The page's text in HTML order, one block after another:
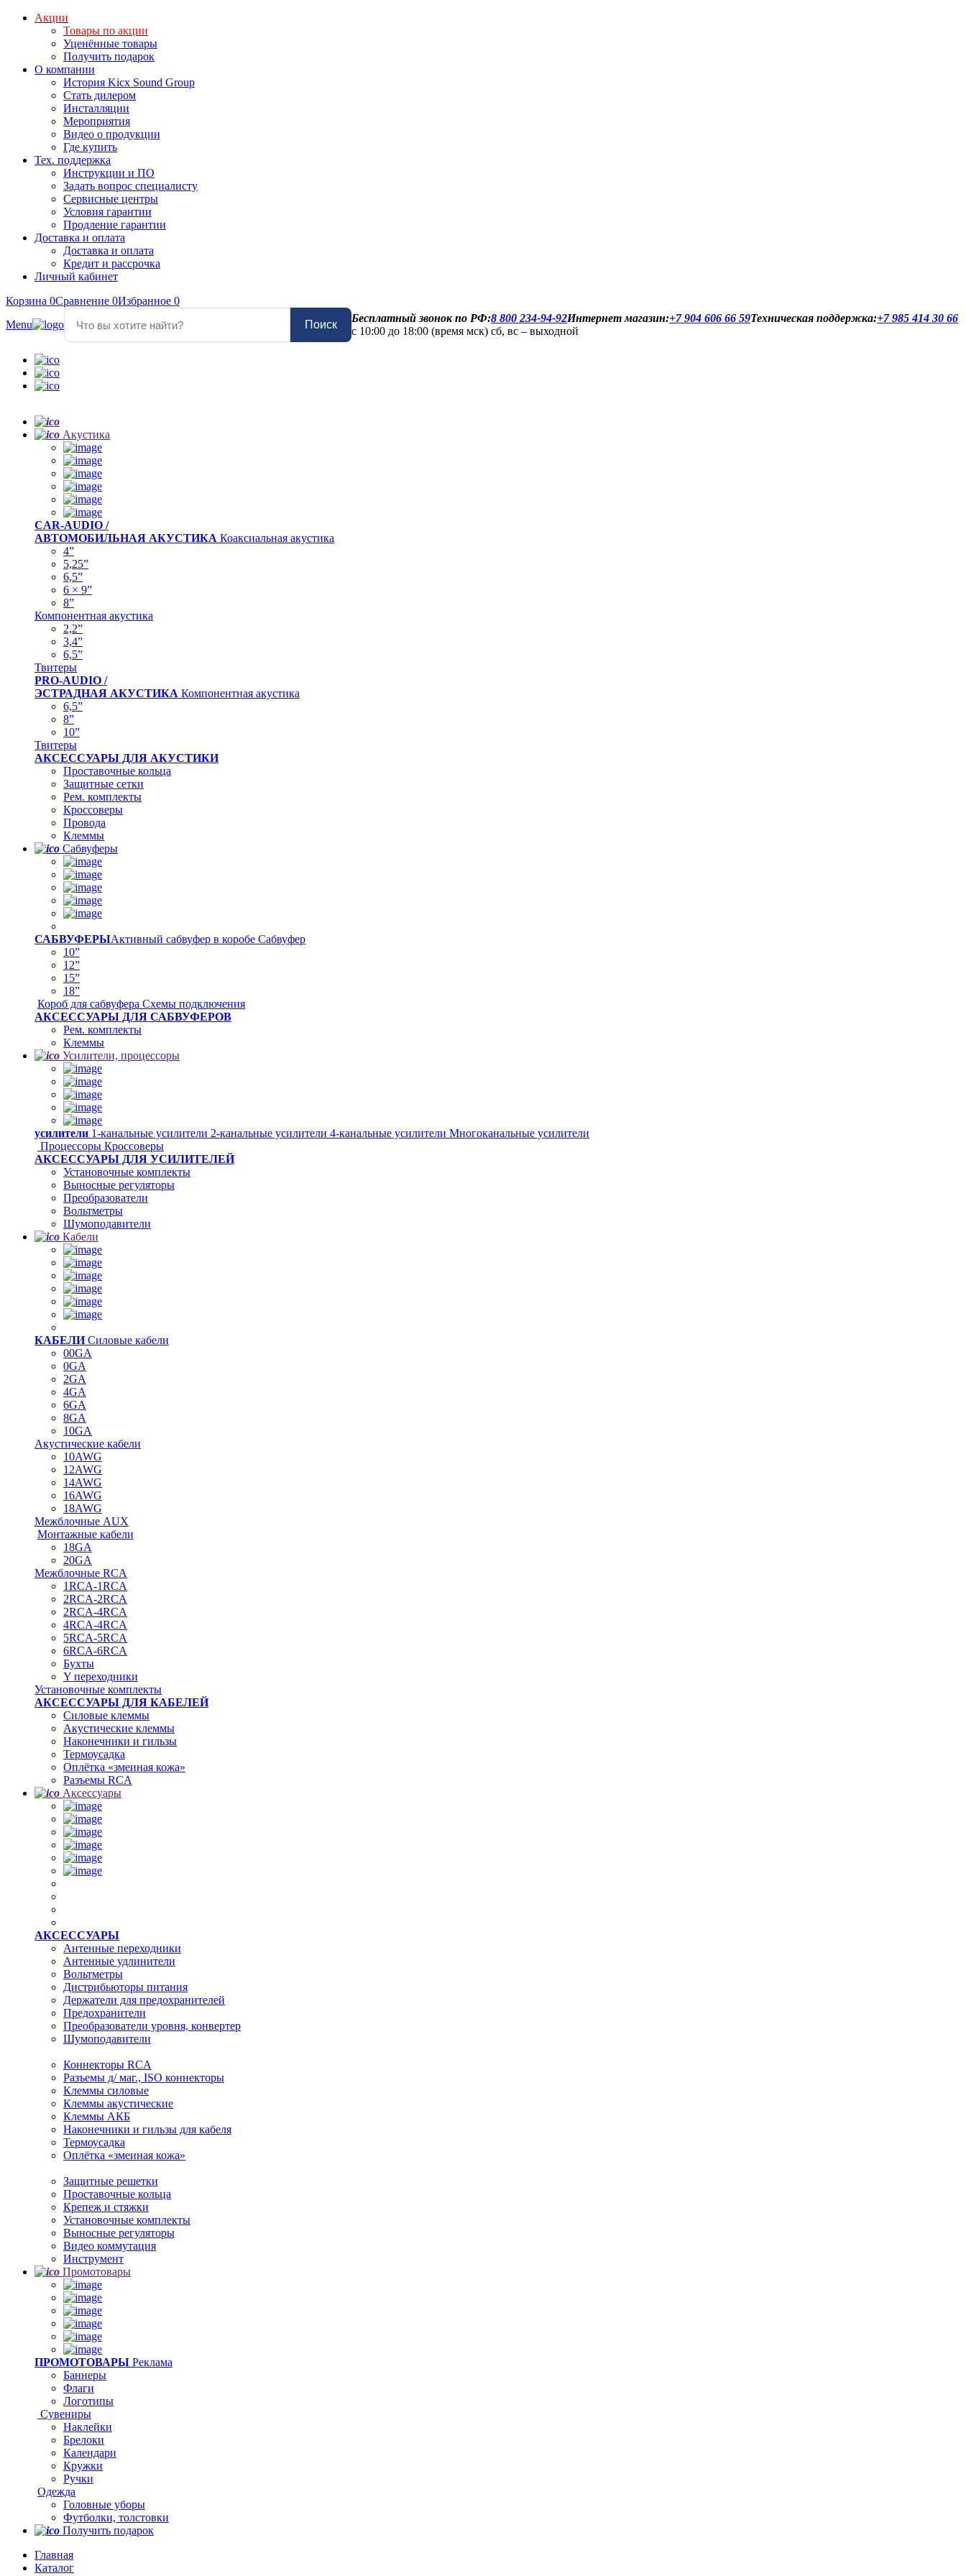
Акции
Товары по акции
Уценённые товары
Получить подарок
О компании
История Kicx Sound Group
Стать дилером
Инсталляции
Мероприятия
Видео о продукции
Где купить
Тех. поддержка
Инструкции и ПО
Задать вопрос специалисту
Сервисные центры
Условия гарантии
Продление гарантии
Доставка и оплата
Доставка и оплата
Кредит и рассрочка
Личный кабинет
Корзина 0Сравнение 0Избранное 0
Бесплатный звонок по РФ:8 800 234-94-92Интернет магазин:+7 904 606 66 59Техническая поддержка:+7 985 414 30 66
с 10:00 до 18:00 (время мск) сб, вс – выходной
Menu Поиск
Акустика
CAR-AUDIO /
АВТОМОБИЛЬНАЯ АКУСТИКА Коаксиальная акустика
4”
5,25”
6,5”
6 × 9”
8”
Компонентная акустика
2,2”
3,4”
6,5”
Твитеры
PRO-AUDIO /
ЭСТРАДНАЯ АКУСТИКА Компонентная акустика
6,5”
8”
10”
Твитеры
АКСЕССУАРЫ ДЛЯ АКУСТИКИ
Проставочные кольца
Защитные сетки
Рем. комплекты
Кроссоверы
Провода
Клеммы
Сабвуферы
САБВУФЕРЫАктивный сабвуфер в коробе Сабвуфер
10”
12”
15”
18”
Короб для сабвуфера Схемы подключения
АКСЕССУАРЫ ДЛЯ САБВУФЕРОВ
Рем. комплекты
Клеммы
Усилители, процессоры
усилители 1-канальные усилители 2-канальные усилители 4-канальные усилители Многоканальные усилители
Процессоры Кроссоверы
АКСЕССУАРЫ ДЛЯ УСИЛИТЕЛЕЙ
Установочные комплекты
Выносные регуляторы
Преобразователи
Вольтметры
Шумоподавители
Кабели
КАБЕЛИСиловые кабели
00GA
0GA
2GA
4GA
6GA
8GA
10GA
Акустические кабели
10AWG
12AWG
14AWG
16AWG
18AWG
Межблочные AUX
Монтажные кабели
18GA
20GA
Межблочные RCA
1RCA-1RCA
2RCA-2RCA
2RCA-4RCA
4RCA-4RCA
5RCA-5RCA
6RCA-6RCA
Бухты
Y переходники
Установочные комплекты
АКСЕССУАРЫ ДЛЯ КАБЕЛЕЙ
Силовые клеммы
Акустические клеммы
Наконечники и гильзы
Термоусадка
Oплётка «змеиная кожа»
Разъемы RCA
Аксессуары
АКСЕССУАРЫ
Антенные переходники
Антенные удлинители
Вольтметры
Дистрибьюторы питания
Держатели для предохранителей
Предохранители
Преобразователи уровня, конвертер
Шумоподавители
Коннекторы RCA
Разъемы д/ маг., ISO коннекторы
Клеммы силовые
Клеммы акустические
Клеммы АКБ
Наконечники и гильзы для кабеля
Термоусадка
Оплётка «змеиная кожа»
Защитные решетки
Проставочные кольца
Крепеж и стяжки
Установочные комплекты
Выносные регуляторы
Видео коммутация
Инструмент
Промотовары
ПРОМОТОВАРЫ Реклама
Баннеры
Флаги
Логотипы
Сувениры
Наклейки
Брелоки
Календари
Кружки
Ручки
Одежда
Головные уборы
Футболки, толстовки
Получить подарок
Главная
Каталог